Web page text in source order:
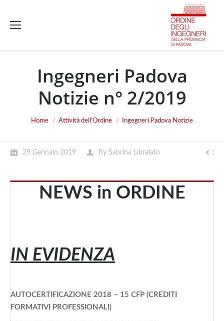
Ingegneri Padova
Notizie n° 2/2019
You are here:
Home Attività dell'Ordine Ingegneri Padova Notizie
29 Gennaio 2019 By Sabrina Libralato
NEWS in ORDINE
IN EVIDENZA
AUTOCERTIFICAZIONE 2018 – 15 CFP (CREDITI
FORMATIVI PROFESSIONALI)